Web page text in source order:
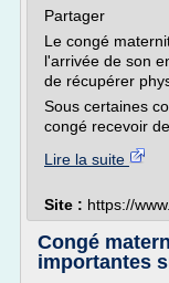
Partager
Le congé
l'arrivée de son
de récupérer
Sous certaines
congé recevoir
Lire la suite
Site : https://
Congé
importantes